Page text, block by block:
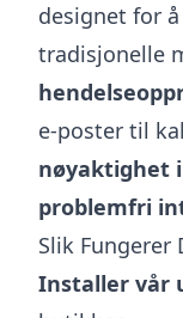
designet for å
tradisjonelle
e-poster til
nøyaktighet
problemfri
Slik Fungerer
Installer vår